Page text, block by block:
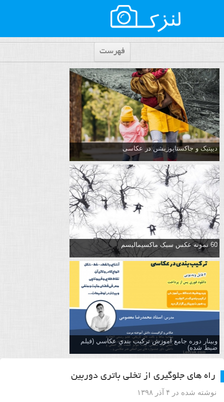
فهرست
دیپتیک و جاکستا‌پوزیشن در عکاسی
60 نمونه عکس سبک ماکسیمالیسم
وبینار دوره جامع آموزش تركيب بندي عكاسي (فیلم
ضبط شده)
راه های جلوگیری از تخلی باتری دوربین
نوشته شده در ۴ آذر ۱۳۹۸